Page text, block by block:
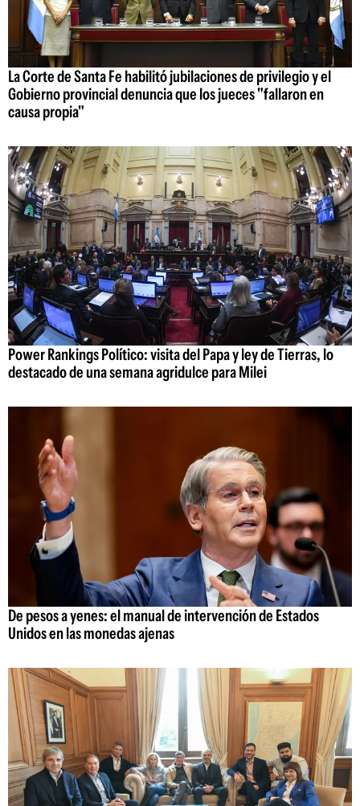
La Corte de Santa Fe habilitó jubilaciones de privilegio y el
Gobierno provincial denuncia que los jueces "fallaron en
causa propia"
Power Rankings Político: visita del Papa y ley de Tierras, lo
destacado de una semana agridulce para Milei
De pesos a yenes: el manual de intervención de Estados
Unidos en las monedas ajenas